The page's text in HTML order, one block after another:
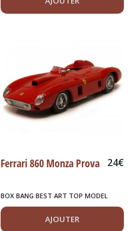
Ferrari 860 Monza Prova 24€
BOX BANG BEST ART TOP MODEL
AJOUTER